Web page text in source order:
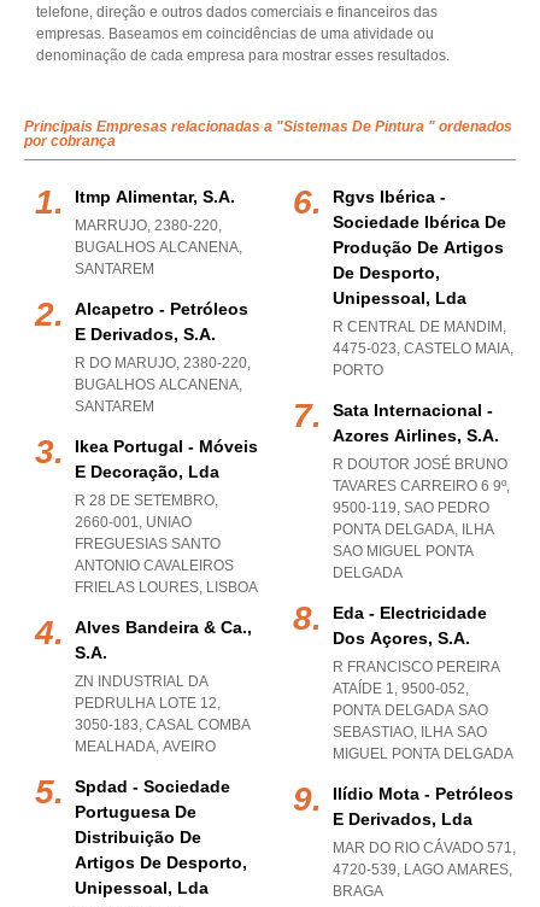
telefone, direção e outros dados comerciais e financeiros das
empresas. Baseamos em coincidências de uma atividade ou
denominação de cada empresa para mostrar esses resultados.
Principais Empresas relacionadas a "Sistemas De Pintura " ordenados
por cobrança
Itmp Alimentar, S.a.
MARRUJO, 2380-220,
BUGALHOS ALCANENA,
SANTAREM
Alcapetro - Petróleos
E Derivados, S.a.
R DO MARUJO, 2380-220,
BUGALHOS ALCANENA,
SANTAREM
Ikea Portugal - Móveis
E Decoração, Lda
R 28 DE SETEMBRO,
2660-001, UNIAO
FREGUESIAS SANTO
ANTONIO CAVALEIROS
FRIELAS LOURES, LISBOA
Alves Bandeira & Ca.,
S.a.
ZN INDUSTRIAL DA
PEDRULHA LOTE 12,
3050-183, CASAL COMBA
MEALHADA, AVEIRO
Spdad - Sociedade
Portuguesa De
Distribuição De
Artigos De Desporto,
Unipessoal, Lda
Rgvs Ibérica -
Sociedade Ibérica De
Produção De Artigos
De Desporto,
Unipessoal, Lda
R CENTRAL DE MANDIM,
4475-023, CASTELO MAIA,
PORTO
Sata Internacional -
Azores Airlines, S.a.
R DOUTOR JOSÉ BRUNO
TAVARES CARREIRO 6 9º,
9500-119, SAO PEDRO
PONTA DELGADA, ILHA
SAO MIGUEL PONTA
DELGADA
Eda - Electricidade
Dos Açores, S.a.
R FRANCISCO PEREIRA
ATAÍDE 1, 9500-052,
PONTA DELGADA SAO
SEBASTIAO, ILHA SAO
MIGUEL PONTA DELGADA
Ilídio Mota - Petróleos
E Derivados, Lda
MAR DO RIO CÁVADO 571,
4720-539, LAGO AMARES,
BRAGA